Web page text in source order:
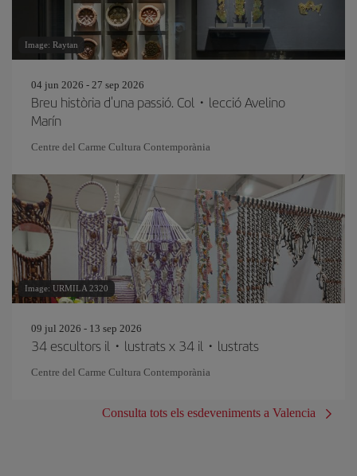
Image: Raytan
04 jun 2026 - 27 sep 2026
Breu història d'una passió. Col・lecció Avelino
Marín
Centre del Carme Cultura Contemporània
Image: URMILA 2320
09 jul 2026 - 13 sep 2026
34 escultors il・lustrats x 34 il・lustrats
Centre del Carme Cultura Contemporània
Consulta tots els esdeveniments a Valencia